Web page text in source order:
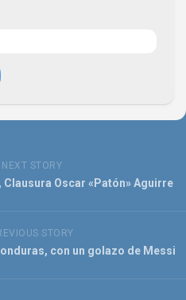
NEXT STORY
Clausura Oscar «Patón» Aguirre
STORY
con un golazo de Messi